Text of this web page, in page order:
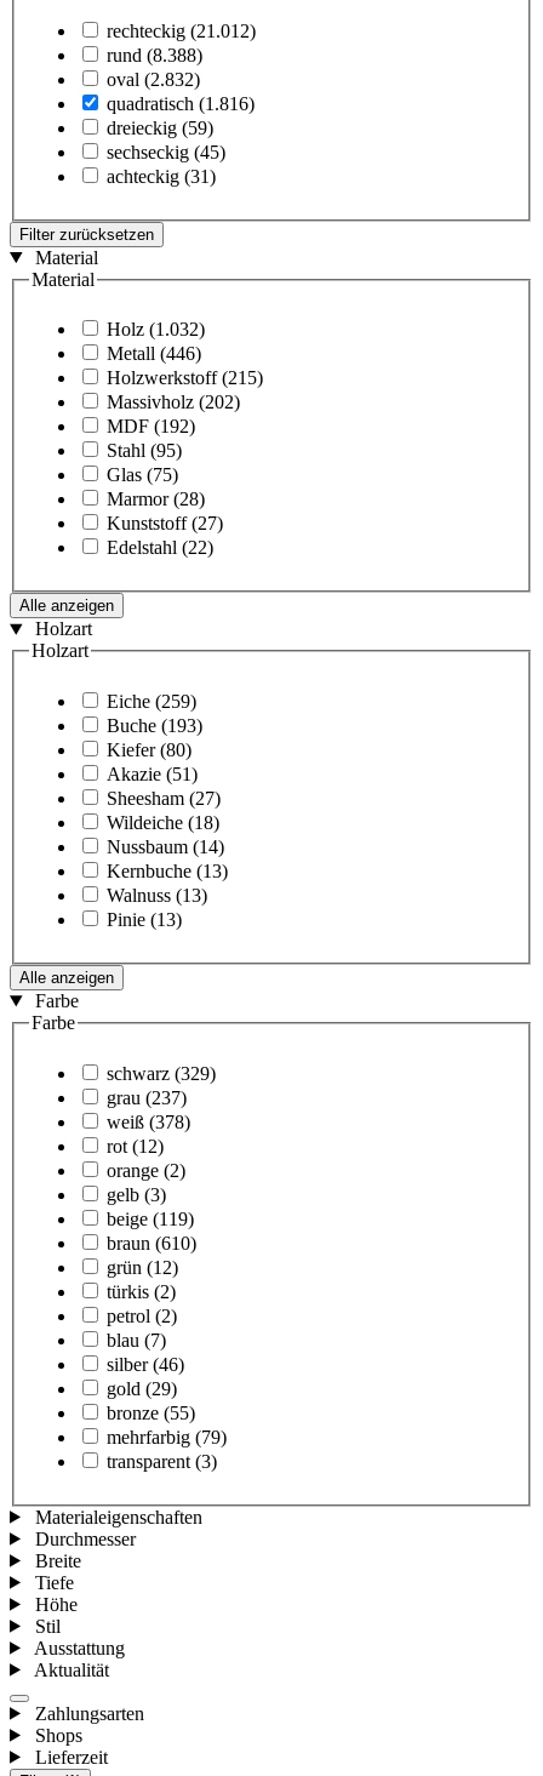
rechteckig (21.012)
rund (8.388)
oval (2.832)
quadratisch (1.816)
dreieckig (59)
sechseckig (45)
achteckig (31)
Filter zurücksetzen
Material
Material
Holz (1.032)
Metall (446)
Holzwerkstoff (215)
Massivholz (202)
MDF (192)
Stahl (95)
Glas (75)
Marmor (28)
Kunststoff (27)
Edelstahl (22)
Alle anzeigen
Holzart
Holzart
Eiche (259)
Buche (193)
Kiefer (80)
Akazie (51)
Sheesham (27)
Wildeiche (18)
Nussbaum (14)
Kernbuche (13)
Walnuss (13)
Pinie (13)
Alle anzeigen
Farbe
Farbe
schwarz (329)
grau (237)
weiß (378)
rot (12)
orange (2)
gelb (3)
beige (119)
braun (610)
grün (12)
türkis (2)
petrol (2)
blau (7)
silber (46)
gold (29)
bronze (55)
mehrfarbig (79)
transparent (3)
Materialeigenschaften
Durchmesser
Breite
Tiefe
Höhe
Stil
Ausstattung
Aktualität
Zahlungsarten
Shops
Lieferzeit